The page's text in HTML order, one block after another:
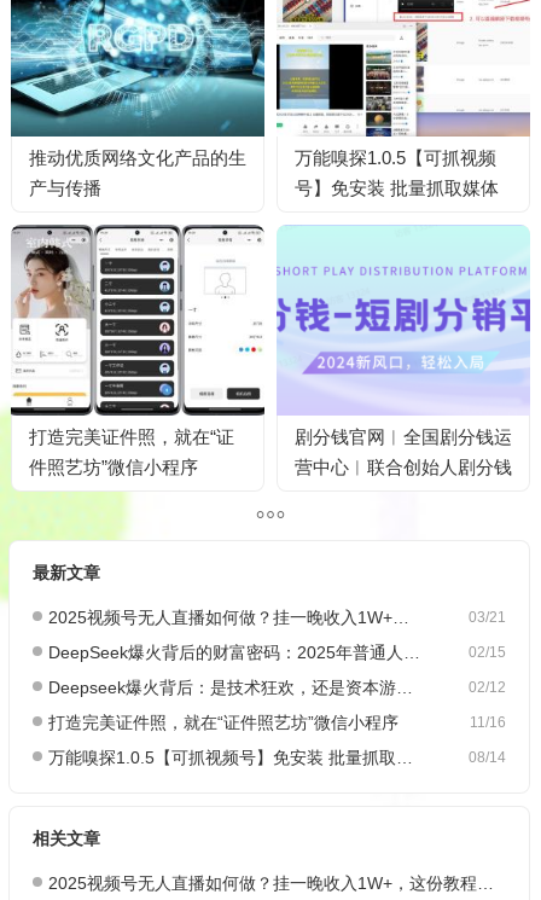
推动优质网络文化产品的生
产与传播
万能嗅探1.0.5【可抓视频
号】免安装 批量抓取媒体
打造完美证件照，就在“证
件照艺坊”微信小程序
剧分钱官网︱全国剧分钱运
营中心︱联合创始人剧分钱
最新文章
03/21
2025视频号无人直播如何做？挂一晚收入1W+，这份教程，小白可做~
02/15
DeepSeek爆火背后的财富密码：2025年普通人如何抓住AI创业风口？
02/12
Deepseek爆火背后：是技术狂欢，还是资本游戏？
11/16
打造完美证件照，就在“证件照艺坊”微信小程序
08/14
万能嗅探1.0.5【可抓视频号】免安装 批量抓取媒体文件
相关文章
2025视频号无人直播如何做？挂一晚收入1W+，这份教程，小白可做~